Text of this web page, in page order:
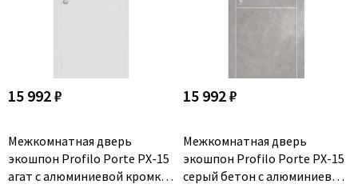
15 992 ₽
Межкомнатная дверь
экошпон Profilo Porte PX-15
агат с алюминиевой кромкой
15 992 ₽
Межкомнатная дверь
экошпон Profilo Porte PX-15
серый бетон с алюминиевой